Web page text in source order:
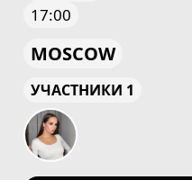
17:00
MOSCOW
УЧАСТНИКИ 1